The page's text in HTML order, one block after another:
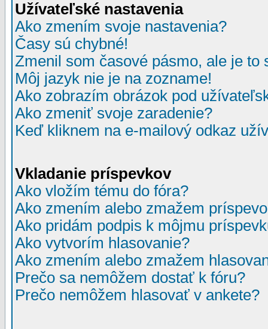
Užívateľské nastavenia
Ako zmením svoje nastavenia?
Časy sú chybné!
Zmenil som časové pásmo, ale je to
Môj jazyk nie je na zozname!
Ako zobrazím obrázok pod
Ako zmeniť svoje zaradenie?
Keď kliknem na e-mailový odkaz
Vkladanie príspevkov
Ako vložím tému do fóra?
Ako zmením alebo zmažem
Ako pridám podpis k môjmu
Ako vytvorím hlasovanie?
Ako zmením alebo zmažem
Prečo sa nemôžem dostať k fóru?
Prečo nemôžem hlasovať v ankete?